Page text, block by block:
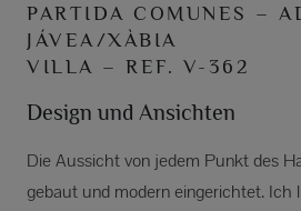
PARTIDA COMUNES –
JÁVEA/XÀBIA
VILLA – REF. V-362
Design und Ansichten
Die Aussicht von jedem Punkt des
gebaut und modern eingerichtet. Ich